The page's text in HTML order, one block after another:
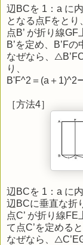
辺BCを 1：a に
となる点Fをとり
点B’ が折り線
B’を定め、B’F
なぜなら、
り、
B'F^2＝(a＋
［方法4］
辺BCを 1：a に
辺BCに垂直な折
点C’ が折り線
て点C’を定める
なぜなら、